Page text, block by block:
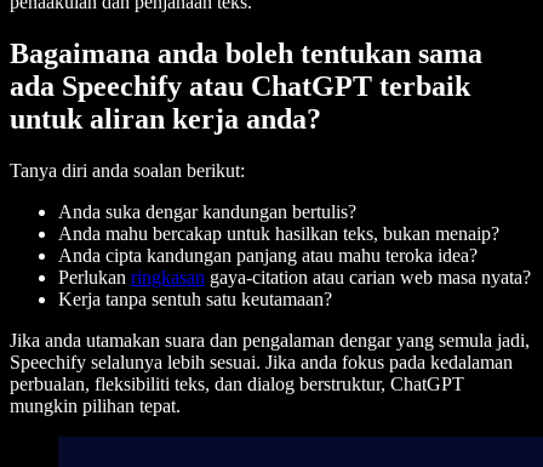
Bagaimana anda boleh tentukan sama
ada Speechify atau ChatGPT terbaik
untuk aliran kerja anda?
Tanya diri anda soalan berikut:
Anda suka dengar kandungan bertulis?
Anda mahu bercakap untuk hasilkan teks, bukan menaip?
Anda cipta kandungan panjang atau mahu teroka idea?
Perlukan ringkasan gaya-citation atau carian web masa nyata?
Kerja tanpa sentuh satu keutamaan?
Jika anda utamakan suara dan pengalaman dengar yang semula jadi,
Speechify selalunya lebih sesuai. Jika anda fokus pada kedalaman
perbualan, fleksibiliti teks, dan dialog berstruktur, ChatGPT
mungkin pilihan tepat.